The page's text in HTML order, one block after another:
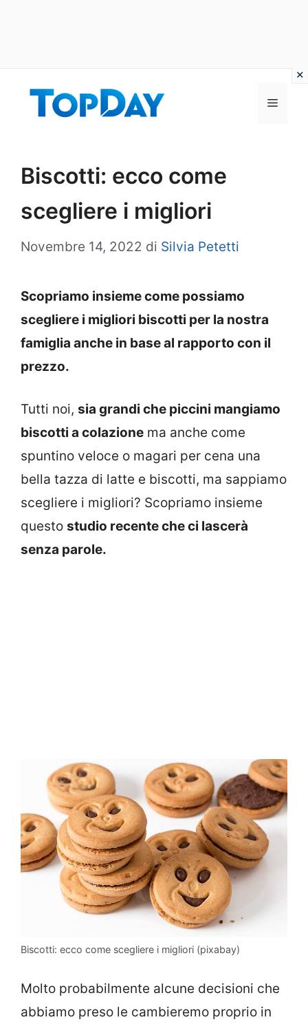
Menu
Biscotti: ecco come
scegliere i migliori
Novembre 14, 2022 di Silvia Petetti
Scopriamo insieme come possiamo
scegliere i migliori biscotti per la nostra
famiglia anche in base al rapporto con il
prezzo.
Tutti noi, sia grandi che piccini mangiamo
biscotti a colazione ma anche come
spuntino veloce o magari per cena una
bella tazza di latte e biscotti, ma sappiamo
scegliere i migliori? Scopriamo insieme
questo studio recente che ci lascerà
senza parole.
Biscotti: ecco come scegliere i migliori (pixabay)
Molto probabilmente alcune decisioni che
abbiamo preso le cambieremo proprio in